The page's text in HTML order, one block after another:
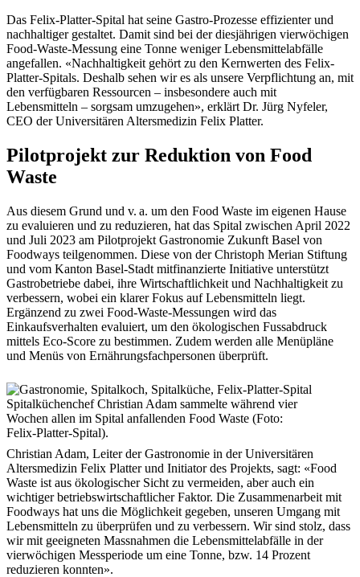
Das Felix-Platter-Spital hat seine Gastro-Prozesse effizienter und
nachhaltiger gestaltet. Damit sind bei der diesjährigen vierwöchigen
Food-Waste-Messung eine Tonne weniger Lebensmittelabfälle
angefallen. «Nachhaltigkeit gehört zu den Kernwerten des Felix-
Platter-Spitals. Deshalb sehen wir es als unsere Verpflichtung an, mit
den verfügbaren Ressourcen – insbesondere auch mit
Lebensmitteln – sorgsam umzugehen», erklärt Dr. Jürg Nyfeler,
CEO der Universitären Altersmedizin Felix Platter.
Pilotprojekt zur Reduktion von Food
Waste
Aus diesem Grund und v. a. um den Food Waste im eigenen Hause
zu evaluieren und zu reduzieren, hat das Spital zwischen April 2022
und Juli 2023 am Pilotprojekt Gastronomie Zukunft Basel von
Foodways teilgenommen. Diese von der Christoph Merian Stiftung
und vom Kanton Basel-Stadt mitfinanzierte Initiative unterstützt
Gastrobetriebe dabei, ihre Wirtschaftlichkeit und Nachhaltigkeit zu
verbessern, wobei ein klarer Fokus auf Lebensmitteln liegt.
Ergänzend zu zwei Food-Waste-­Messungen wird das
Einkaufsverhalten evaluiert, um den ökologischen Fussabdruck
mittels Eco-Score zu bestimmen. Zudem werden alle Menüpläne
und Menüs von Ernährungsfachpersonen überprüft.
Spitalküchenchef Christian Adam sammelte während vier
Wochen allen im Spital anfallenden Food Waste (Foto:
Felix-Platter-Spital).
Christian Adam, Leiter der Gastronomie in der Universitären
Altersmedizin Felix Platter und Initiator des Projekts, sagt: «Food
Waste ist aus ökologischer Sicht zu vermeiden, aber auch ein
wichtiger betriebswirtschaftlicher Faktor. Die Zusammenarbeit mit
Foodways hat uns die Möglichkeit gegeben, unseren Umgang mit
Lebensmitteln zu überprüfen und zu verbessern. Wir sind stolz, dass
wir mit geeigneten Massnahmen die Lebensmittelabfälle in der
vierwöchigen Messperiode um eine Tonne, bzw. 14 Prozent
reduzieren konnten».